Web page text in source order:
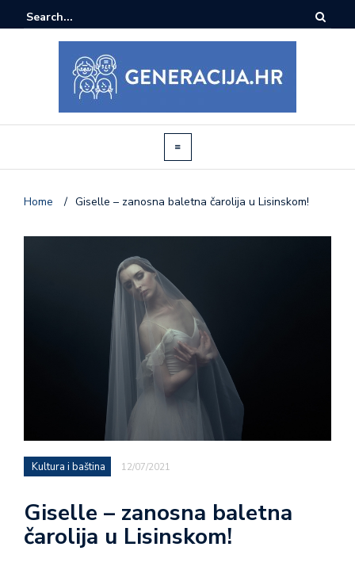
Home / Giselle – zanosna baletna čarolija u Lisinskom!
Kultura i baština 12/07/2021
Giselle – zanosna baletna
čarolija u Lisinskom!